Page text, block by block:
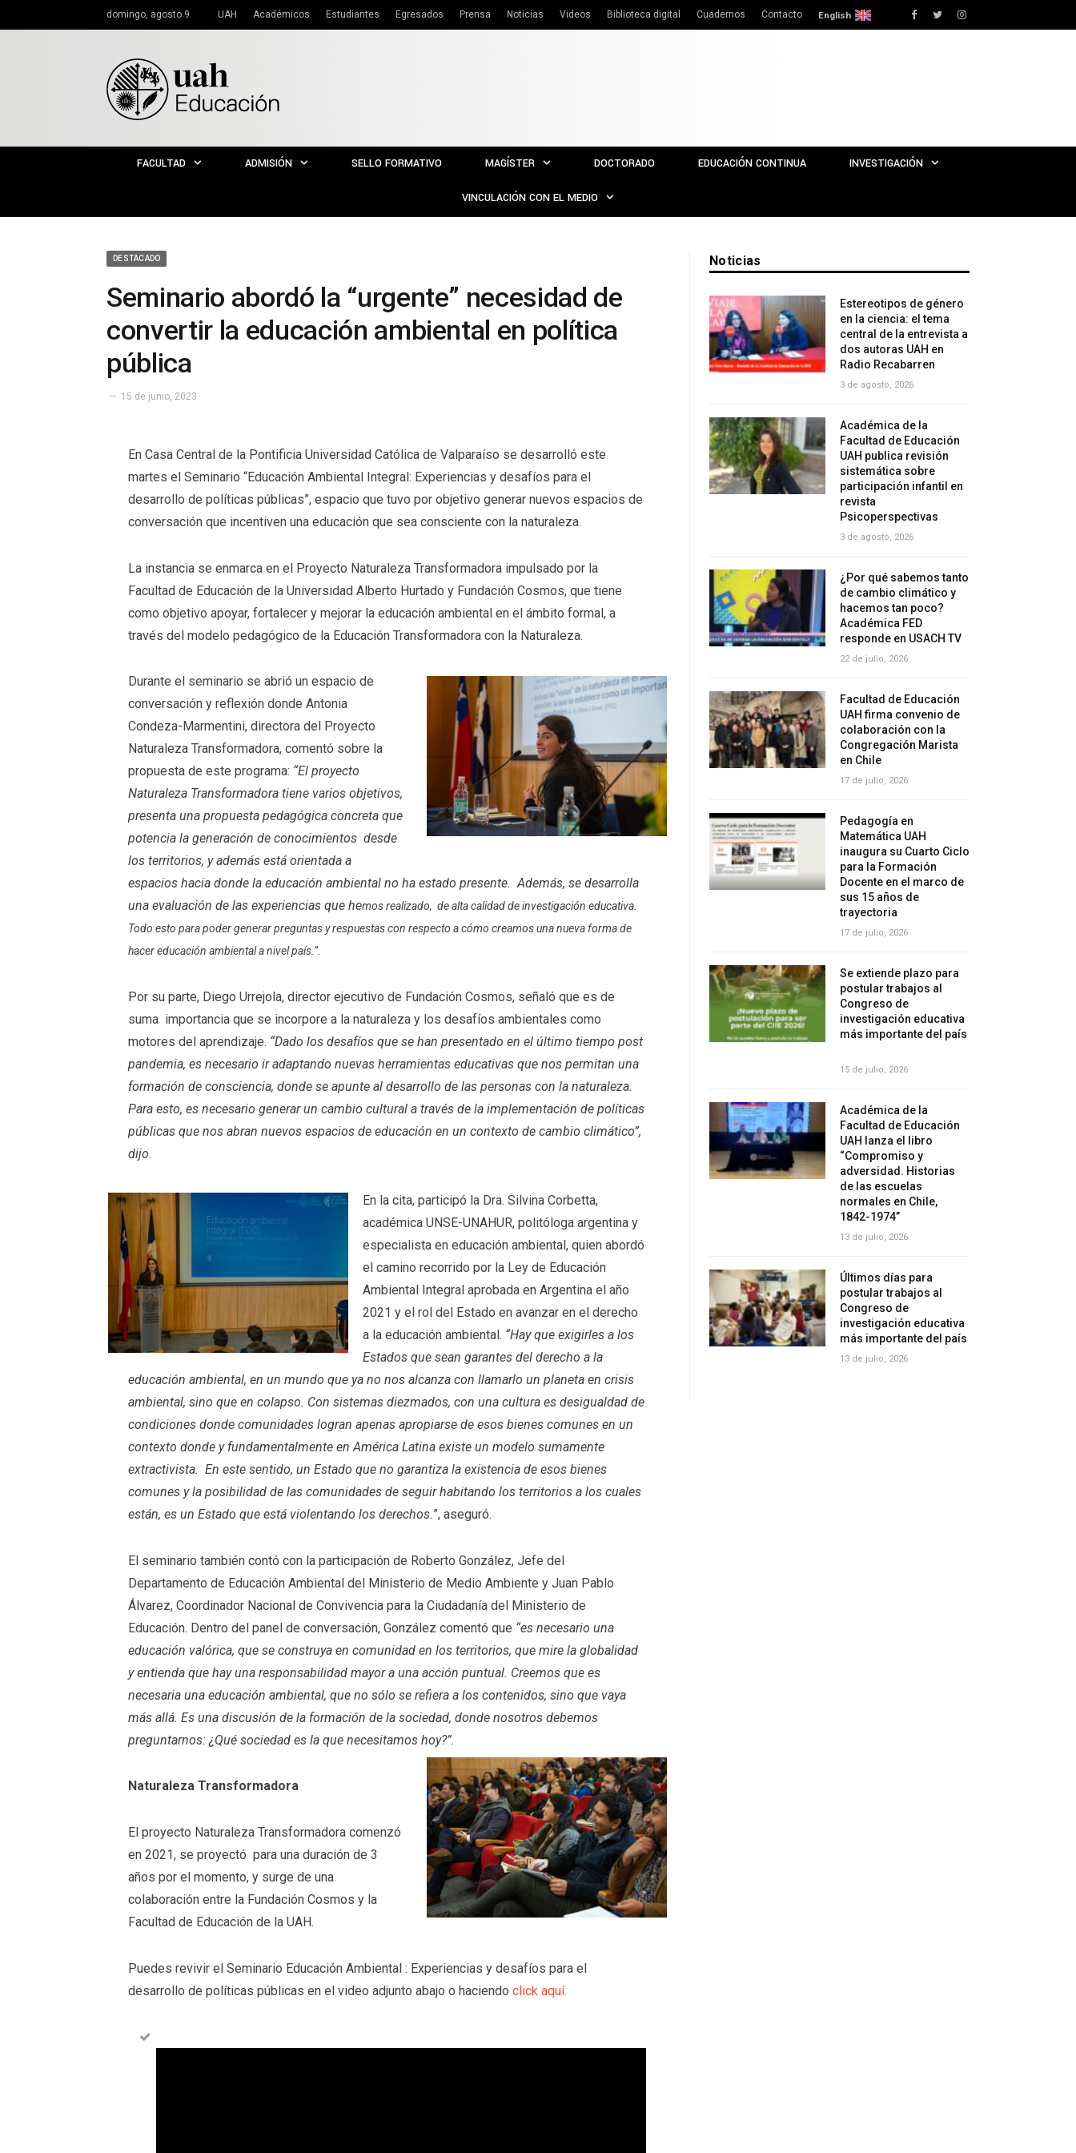
domingo, agosto 9 UAH Académicos Estudiantes Egresados Prensa Noticias Videos Biblioteca digital Cuadernos Contacto English Facebook
TwitterInstagram
FACULTAD ADMISIÓN SELLO FORMATIVO MAGÍSTER DOCTORADO EDUCACIÓN CONTINUA INVESTIGACIÓN
VINCULACIÓN CON EL MEDIO
DESTACADO
Seminario abordó la “urgente” necesidad de
convertir la educación ambiental en política
pública
15 de junio, 2023
En Casa Central de la Pontificia Universidad Católica de Valparaíso se desarrolló este
martes el Seminario “Educación Ambiental Integral: Experiencias y desafíos para el
desarrollo de políticas públicas”, espacio que tuvo por objetivo generar nuevos espacios de
conversación que incentiven una educación que sea consciente con la naturaleza.
La instancia se enmarca en el Proyecto Naturaleza Transformadora impulsado por la
Facultad de Educación de la Universidad Alberto Hurtado y Fundación Cosmos, que tiene
como objetivo apoyar, fortalecer y mejorar la educación ambiental en el ámbito formal, a
través del modelo pedagógico de la Educación Transformadora con la Naturaleza.
Durante el seminario se abrió un espacio de
conversación y reflexión donde Antonia
Condeza-Marmentini, directora del Proyecto
Naturaleza Transformadora, comentó sobre la
propuesta de este programa: “El proyecto
Naturaleza Transformadora tiene varios objetivos,
presenta una propuesta pedagógica concreta que
potencia la generación de conocimientos desde
los territorios, y además está orientada a
espacios hacia donde la educación ambiental no ha estado presente. Además, se desarrolla
una evaluación de las experiencias que hemos realizado, de alta calidad de investigación educativa.
Todo esto para poder generar preguntas y respuestas con respecto a cómo creamos una nueva forma de
hacer educación ambiental a nivel país.”.
Por su parte, Diego Urrejola, director ejecutivo de Fundación Cosmos, señaló que es de
suma importancia que se incorpore a la naturaleza y los desafíos ambientales como
motores del aprendizaje. “Dado los desafíos que se han presentado en el último tiempo post
pandemia, es necesario ir adaptando nuevas herramientas educativas que nos permitan una
formación de consciencia, donde se apunte al desarrollo de las personas con la naturaleza.
Para esto, es necesario generar un cambio cultural a través de la implementación de políticas
públicas que nos abran nuevos espacios de educación en un contexto de cambio climático”,
dijo.
En la cita, participó la Dra. Silvina Corbetta,
académica UNSE-UNAHUR, politóloga argentina y
especialista en educación ambiental, quien abordó
el camino recorrido por la Ley de Educación
Ambiental Integral aprobada en Argentina el año
2021 y el rol del Estado en avanzar en el derecho
a la educación ambiental. “Hay que exigirles a los
Estados que sean garantes del derecho a la
educación ambiental, en un mundo que ya no nos alcanza con llamarlo un planeta en crisis
ambiental, sino que en colapso. Con sistemas diezmados, con una cultura es desigualdad de
condiciones donde comunidades logran apenas apropiarse de esos bienes comunes en un
contexto donde y fundamentalmente en América Latina existe un modelo sumamente
extractivista. En este sentido, un Estado que no garantiza la existencia de esos bienes
comunes y la posibilidad de las comunidades de seguir habitando los territorios a los cuales
están, es un Estado que está violentando los derechos.”, aseguró.
El seminario también contó con la participación de Roberto González, Jefe del
Departamento de Educación Ambiental del Ministerio de Medio Ambiente y Juan Pablo
Álvarez, Coordinador Nacional de Convivencia para la Ciudadanía del Ministerio de
Educación. Dentro del panel de conversación, González comentó que “es necesario una
educación valórica, que se construya en comunidad en los territorios, que mire la globalidad
y entienda que hay una responsabilidad mayor a una acción puntual. Creemos que es
necesaria una educación ambiental, que no sólo se refiera a los contenidos, sino que vaya
más allá. Es una discusión de la formación de la sociedad, donde nosotros debemos
preguntarnos: ¿Qué sociedad es la que necesitamos hoy?”.
Naturaleza Transformadora
El proyecto Naturaleza Transformadora comenzó
en 2021, se proyectó para una duración de 3
años por el momento, y surge de una
colaboración entre la Fundación Cosmos y la
Facultad de Educación de la UAH.
Puedes revivir el Seminario Educación Ambiental : Experiencias y desafíos para el
desarrollo de políticas públicas en el video adjunto abajo o haciendoclick aquí.
Noticias
Estereotipos de género
en la ciencia: el tema
central de la entrevista a
dos autoras UAH en
Radio Recabarren
3 de agosto, 2026
Académica de la
Facultad de Educación
UAH publica revisión
sistemática sobre
participación infantil en
revista
Psicoperspectivas
3 de agosto, 2026
¿Por qué sabemos tanto
de cambio climático y
hacemos tan poco?
Académica FED
responde en USACH TV
22 de julio, 2026
Facultad de Educación
UAH firma convenio de
colaboración con la
Congregación Marista
en Chile
17 de julio, 2026
Pedagogía en
Matemática UAH
inaugura su Cuarto Ciclo
para la Formación
Docente en el marco de
sus 15 años de
trayectoria
17 de julio, 2026
Se extiende plazo para
postular trabajos al
Congreso de
investigación educativa
más importante del país
15 de julio, 2026
Académica de la
Facultad de Educación
UAH lanza el libro
“Compromiso y
adversidad. Historias
de las escuelas
normales en Chile,
1842-1974”
13 de julio, 2026
Últimos días para
postular trabajos al
Congreso de
investigación educativa
más importante del país
13 de julio, 2026